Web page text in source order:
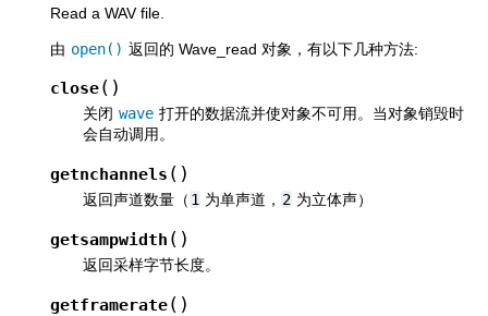
Read a WAV file.
由 open() 返回的 Wave_read 对象，有以下几种方法:
close( )
关闭 wave 打开的数据流并使对象不可用。当对象销毁时
会自动调用。
getnchannels ( )
返回声道数量（ 1 为单声道， 2 为立体声）
getsampwidth ( )
返回采样字节长度。
getframerate( )